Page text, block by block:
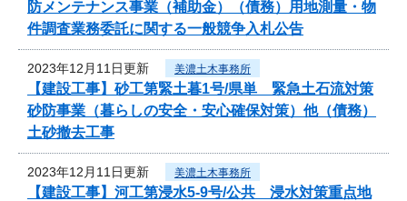
防メンテナンス事業（補助金）（債務）用地測量・物
件調査業務委託に関する一般競争入札公告
2023年12月11日更新 美濃土木事務所
【建設工事】砂工第緊土暮1号/県単 緊急土石流対策
砂防事業（暮らしの安全・安心確保対策）他（債務）
土砂撤去工事
2023年12月11日更新 美濃土木事務所
【建設工事】河工第浸水5-9号/公共 浸水対策重点地